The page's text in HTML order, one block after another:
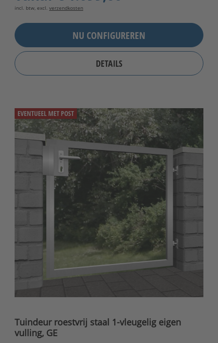
incl. btw, excl. verzendkosten
NU CONFIGUREREN
DETAILS
EVENTUEEL MET POST
Tuindeur roestvrij staal 1-vleugelig eigen
vulling, GE